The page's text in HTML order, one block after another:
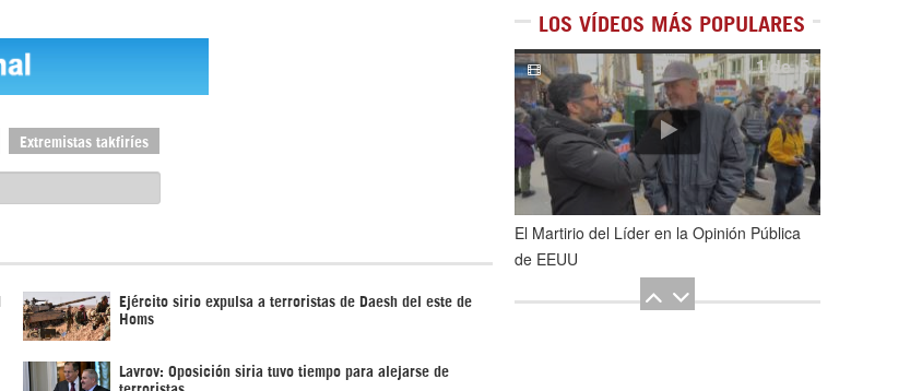
Extremistas takfiríes
Ejército sirio expulsa a terroristas de Daesh del este de
Homs
Lavrov: Oposición siria tuvo tiempo para alejarse de
terroristas
LOS VÍDEOS MÁS POPULARES
1de5
El Martirio del Líder en la Opinión Pública
de EEUU